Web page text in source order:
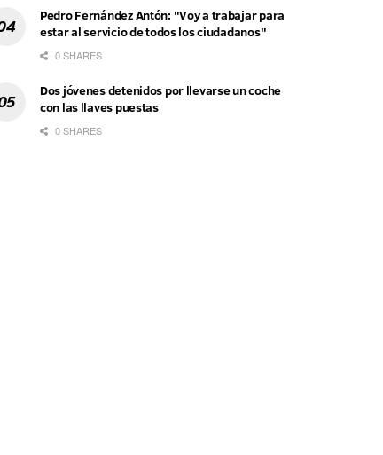
Pedro Fernández Antón: "Voy a trabajar para
estar al servicio de todos los ciudadanos"
0 SHARES
Dos jóvenes detenidos por llevarse un coche
con las llaves puestas
0 SHARES